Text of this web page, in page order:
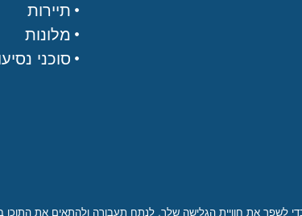
תיירות
מלונות
סוכני נסיעות